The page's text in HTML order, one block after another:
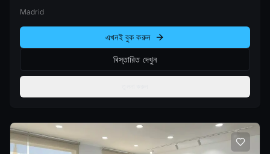
Madrid
এখনই বুক করুন
বিস্তারিত দেখুন